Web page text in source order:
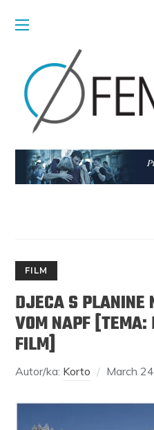
FILM
DJECA S
VOM NAPF [TEMA:
FILM]
Autor/ka: Korto March